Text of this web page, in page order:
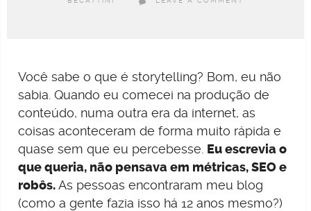
Você sabe o que é storytelling? Bom, eu não
sabia. Quando eu comecei na produção de
conteúdo, numa outra era da internet, as
coisas aconteceram de forma muito rápida e
quase sem que eu percebesse. Eu escrevia o
que queria, não pensava em métricas, SEO e
robôs. As pessoas encontraram meu blog
(como a gente fazia isso há 12 anos mesmo?)